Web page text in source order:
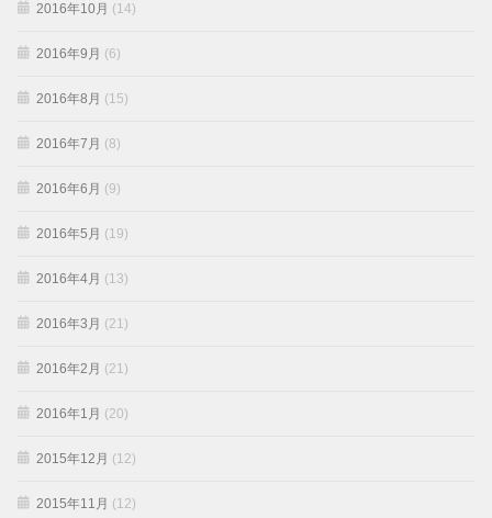
2016年10月 (14)
2016年9月 (6)
2016年8月 (15)
2016年7月 (8)
2016年6月 (9)
2016年5月 (19)
2016年4月 (13)
2016年3月 (21)
2016年2月 (21)
2016年1月 (20)
2015年12月 (12)
2015年11月 (12)